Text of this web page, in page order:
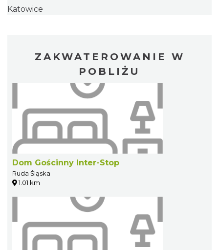
Katowice
ZAKWATEROWANIE W
POBLIŻU
Dom Gościnny Inter-Stop
Ruda Śląska
1.01 km